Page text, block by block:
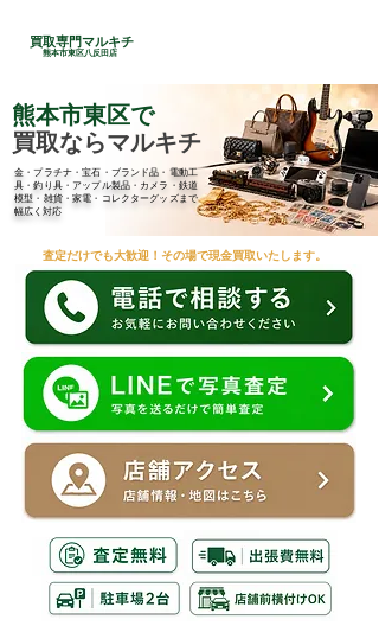
買取専門マルキチ
熊本市東区八反田店
熊本市東区で
買取ならマルキチ
金・プラチナ・宝石・ブランド品・電動工
具・釣り具・アップル製品・カメラ・鉄道
模型・雑貨・家電・コレクターグッズまで
幅広く対応
査定だけでも大歓迎！その場で現金買取いたします。